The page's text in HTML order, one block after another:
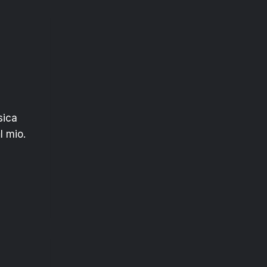
mio.